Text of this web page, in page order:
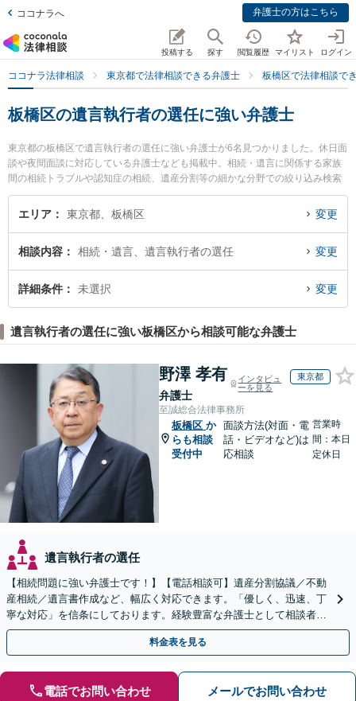
ココナラへ 弁護士の方はこちら
投稿する 探す 閲覧履歴 マイリスト ログイン
ココナラ法律相談 東京都で法律相談できる弁護士 板橋区で法律相談で
板橋区の遺言執行者の選任に強い弁護士
東京都の板橋区で遺言執行者の選任に強い弁護士が6名見つかりました。休日面
談や夜間面談に対応している弁護士なども掲載中。相続・遺言に関係する家族
間の相続トラブルや認知症の相続、遺産分割等の細かな分野での絞り込み検索
もでき便利です。特に西台法律事務所の俣野 政紀弁護士やいとう法律事務所の
伊藤 敦弁護士、木下信行法律事務所の木下 信行弁護士のプロフィール情報や弁
任のトラブル解決の実績豊富な近くの弁護士を検索したい』『初回相談無料で
遺言執行者の選任を法律相談できる板橋区内の弁護士に相談予約したい』など
でお困りの相談者さんにおすすめです。
エリア 東京都、板橋区 変更
相談内容 相続・遺言、遺言執行者の選任 変更
詳細条件 未選択 変更
遺言執行者の選任に強い板橋区から相談可能な弁護士
野澤 孝有
弁護士
インタビュ
ーを見る
東京都
至誠総合法律事務所
板橋区 か
らも相談
受付中
面談方法(対面・電
話・ビデオなど)は
応相談
営業時
間：本日
定休日
遺言執行者の選任
【相続問題に強い弁護士です！】【電話相談可】遺産分割協議／不動
産相続／遺言書作成など、幅広く対応できます。「優しく、迅速、丁
寧な対応」を信条にしております。経験豊富な弁護士として相談者様
のため全力を尽くします。お気軽にご相談ください。
料金表を見る
電話でお問い合わせ メールでお問い合わせ